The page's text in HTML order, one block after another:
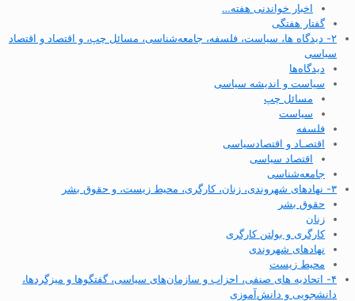
اخبار خواندنی هفته…
گفتار هفتگی
۲- دیدگاه ها، سیاست، فلسفه، جامعه‌شناسی، مسائل چپ، و اقتصاد و اقتصاد
سیاسی
دیدگاه‌ها
سیاست و اندیشه سیاسی
مسائل چپ
سیاست
فلسفه
اقتصـاد و اقتصاد‌سیاسی
اقتصاد سیاسی
جامعه‌شناسی
۳- نهادهای شهروندی، زنان، کارگری، محیط زیست، و حقوق بشر
حقوق بشر
زنان
کارگری و بولتن کارگری
نهادهای شهروندی
محیط زیست
۴- اتحادیه های صنفی، احزاب و سازمان‌های سیاسی، گفتگوها و میزگردها،
دانشجویی و دانش‌آموزی